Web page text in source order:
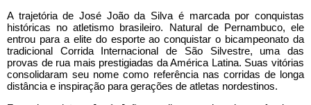
A trajetória de José João da Silva é marcada por conquistas
históricas no atletismo brasileiro. Natural de Pernambuco, ele
entrou para a elite do esporte ao conquistar o bicampeonato da
tradicional Corrida Internacional de São Silvestre, uma das
provas de rua mais prestigiadas da América Latina. Suas vitórias
consolidaram seu nome como referência nas corridas de longa
distância e inspiração para gerações de atletas nordestinos.